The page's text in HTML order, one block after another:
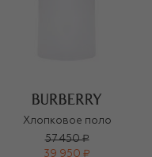
Хлопковое поло
57 450 ₽
39 950 ₽